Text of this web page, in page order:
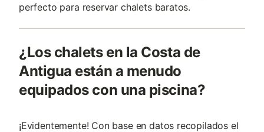
perfecto para reservar chalets baratos.
¿Los chalets en la Costa de
Antigua están a menudo
equipados con una piscina?
¡Evidentemente! Con base en datos recopilados el